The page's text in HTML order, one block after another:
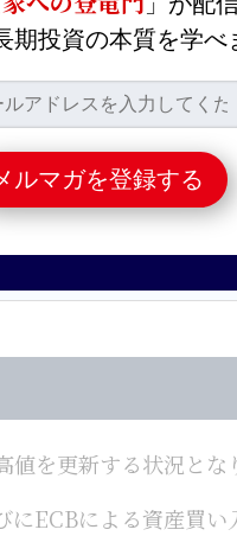
を更新する状況とな
にECBによる資産買い
期投資の本質を学べ